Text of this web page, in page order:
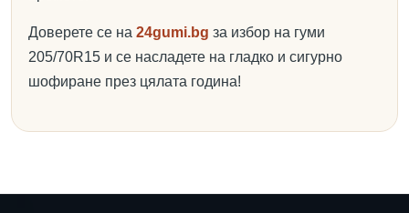
Доверете се на 24gumi.bg за избор на гуми
205/70R15 и се насладете на гладко и сигурно
шофиране през цялата година!